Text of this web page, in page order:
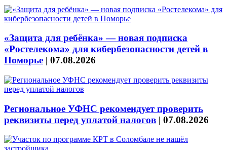
«Защита для ребёнка» — новая подписка
«Ростелекома» для кибербезопасности детей в
Поморье | 07.08.2026
Региональное УФНС рекомендует проверить
реквизиты перед уплатой налогов | 07.08.2026